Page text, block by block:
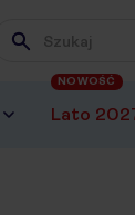
Wpisz frazę,
Lato
NOWOŚĆ